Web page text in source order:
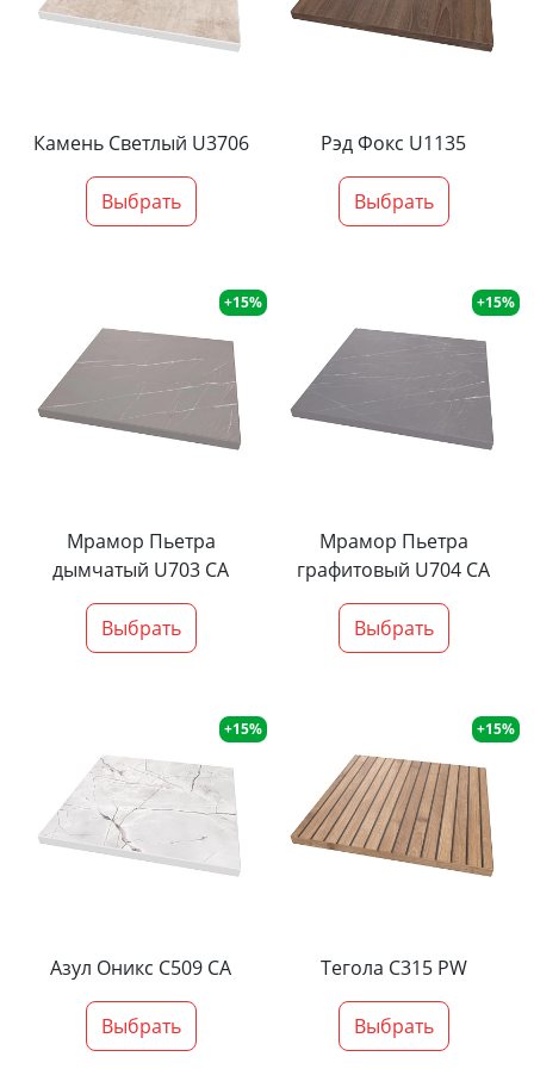
Камень Светлый U3706
Выбрать
Рэд Фокс U1135
Выбрать
+15%
Мрамор Пьетра
дымчатый U703 CA
Выбрать
+15%
Мрамор Пьетра
графитовый U704 CA
Выбрать
+15%
Азул Оникс С509 СА
Выбрать
+15%
Тегола С315 PW
Выбрать